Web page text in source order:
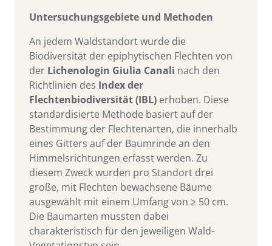
Untersuchungsgebiete und Methoden
An jedem Waldstandort wurde die
Biodiversität der epiphytischen Flechten von
der Lichenologin Giulia Canali nach den
Richtlinien des Index der
Flechtenbiodiversität (IBL) erhoben. Diese
standardisierte Methode basiert auf der
Bestimmung der Flechtenarten, die innerhalb
eines Gitters auf der Baumrinde an den
Himmelsrichtungen erfasst werden. Zu
diesem Zweck wurden pro Standort drei
große, mit Flechten bewachsene Bäume
ausgewählt mit einem Umfang von ≥ 50 cm.
Die Baumarten mussten dabei
charakteristisch für den jeweiligen Wald-